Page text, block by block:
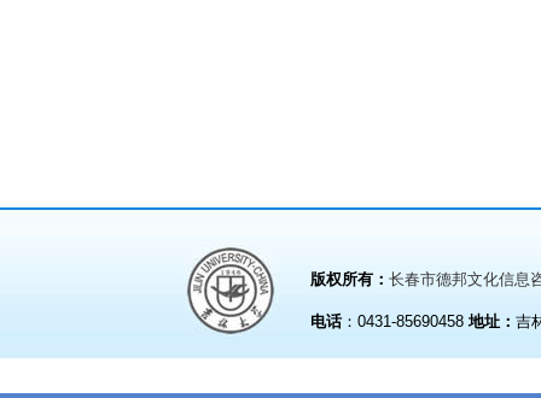
版权所有： 长春市德邦文化信息
电话 ：0431-85690458 地址： 吉